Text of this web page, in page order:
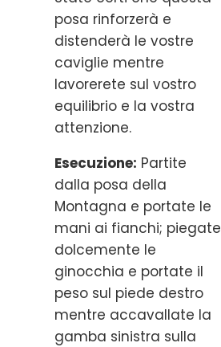
posa rinforzerà e
distenderà le vostre
caviglie mentre
lavorerete sul vostro
equilibrio e la vostra
attenzione.
Esecuzione: Partite
dalla posa della
Montagna e portate le
mani ai fianchi; piegate
dolcemente le
ginocchia e portate il
peso sul piede destro
mentre accavallate la
gamba sinistra sulla